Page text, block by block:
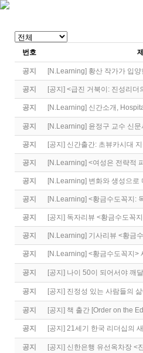
번호
공지 [N.Learning] 황산 작가가 입양
공지 [공지 ] <급진 거북이: 진성리더
공지 [N.Learning] 신간소개,
공지 [N.Learning] 윤정구 교수 신문
공지 [공지 ] 신간출간: 초뷰카시대
공지 [N.Learning] <여성은 전략적
공지 [N.Learning] 변화와 생성으로
공지 [N.Learning] <황금수도꼭지:
공지 [공지 ] 독자리뷰 <황금수도꼭
공지 [N.Learning] 기사리뷰 <황금
공지 [N.Learning] <황금수도꼭지>
공지 [공지 ] 나이 50이 되어서야 깨
공지 [공지 ] 진정성 있는 사람들의
공지 [공지 ] 책 출간 [Order on the
공지 [공지 ] 21세기 한국 리더십의
공지 [공지 ] 신한은행 유선옥차장 <